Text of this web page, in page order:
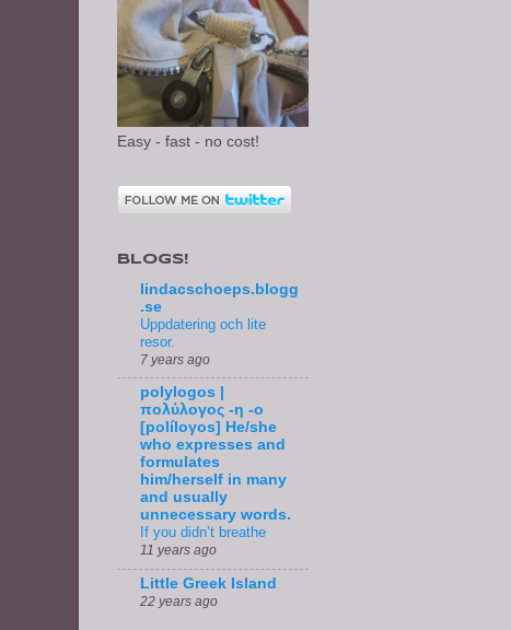
Easy - fast - no cost!
BLOGS!
lindacschoeps.blogg
.se
Uppdatering och lite
resor.
7 years ago
polylogos |
πολύλογος -η -ο
[políloγos] He/she
who expresses and
formulates
him/herself in many
and usually
unnecessary words.
If you didn’t breathe
11 years ago
Little Greek Island
22 years ago